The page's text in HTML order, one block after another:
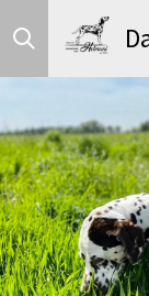
Zum
Hauptinhalt